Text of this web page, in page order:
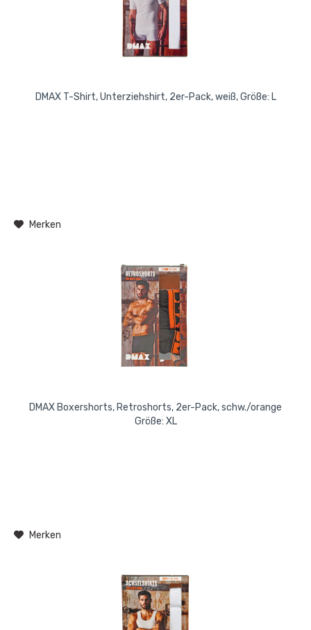
DMAX T-Shirt, Unterziehshirt, 2er-Pack, weiß, Größe: L
Merken
DMAX Boxershorts, Retroshorts, 2er-Pack, schw./orange
Größe: XL
Merken